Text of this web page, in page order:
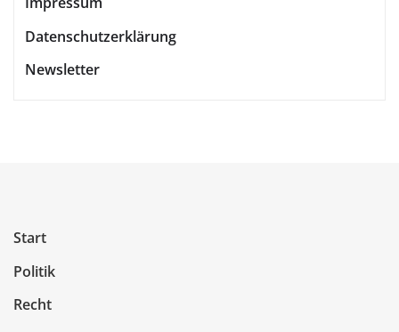
Datenschutzerklärung
Newsletter
Start
Politik
Recht